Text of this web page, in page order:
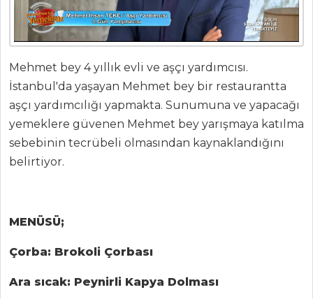
ANASAYFA
BLOG
Medya
Mehmet bey 4 yıllık evli ve aşçı yardımcısı.
İstanbul'da yaşayan Mehmet bey bir restaurantta
aşçı yardımcılığı yapmakta. Sunumuna ve yapacağı
yemeklere güvenen Mehmet bey yarışmaya katılma
sebebinin tecrübeli olmasından kaynaklandığını
belirtiyor.
MENÜSÜ;
Çorba: Brokoli Çorbası
Ara sıcak: Peynirli Kapya Dolması